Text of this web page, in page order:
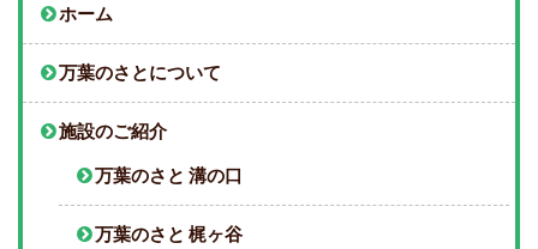
ホーム
万葉のさとについて
施設のご紹介
万葉のさと 溝の口
万葉のさと 梶ヶ谷